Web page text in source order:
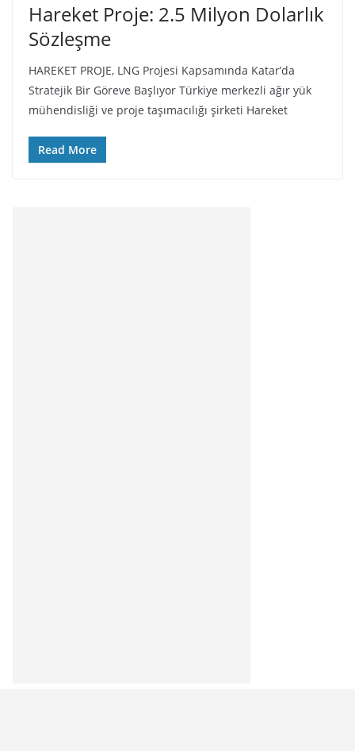
Hareket Proje: 2.5 Milyon Dolarlık
Sözleşme
HAREKET PROJE, LNG Projesi Kapsamında Katar’da
Stratejik Bir Göreve Başlıyor Türkiye merkezli ağır yük
mühendisliği ve proje taşımacılığı şirketi Hareket
Read More